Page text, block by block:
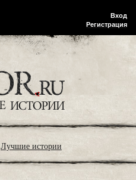
Вход
Регистрация
Лучшие истории